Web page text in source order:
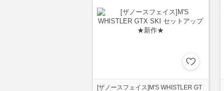
[ザノースフェイス]M'S WHISTLER GT